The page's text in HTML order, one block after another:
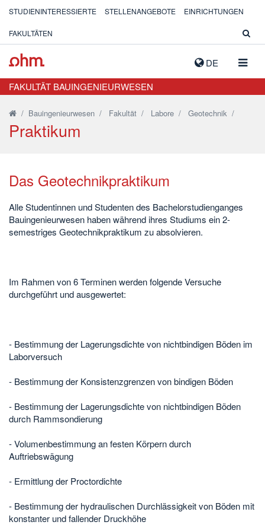
DE
STUDIENINTERESSIERTE STELLENANGEBOTE EINRICHTUNGEN
FAKULTÄTEN
FAKULTÄT BAUINGENIEURWESEN
/ Bauingenieurwesen / Fakultät / Labore / Geotechnik /
Praktikum
Das Geotechnikpraktikum
Alle Studentinnen und Studenten des Bachelorstudienganges
Bauingenieurwesen haben während ihres Studiums ein 2-
semestriges Geotechnikpraktikum zu absolvieren.
Im Rahmen von 6 Terminen werden folgende Versuche
durchgeführt und ausgewertet:
- Bestimmung der Lagerungsdichte von nichtbindigen Böden im
Laborversuch
- Bestimmung der Konsistenzgrenzen von bindigen Böden
- Bestimmung der Lagerungsdichte von nichtbindigen Böden
durch Rammsondierung
- Volumenbestimmung an festen Körpern durch
Auftriebswägung
- Ermittlung der Proctordichte
- Bestimmung der hydraulischen Durchlässigkeit von Böden mit
konstanter und fallender Druckhöhe